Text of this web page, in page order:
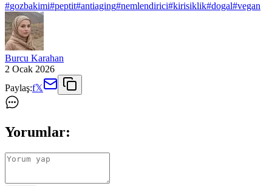
#gozbakimi#peptit#antiaging#nemlendirici#kirisiklik#dogal#vegan
Burcu Karahan
2 Ocak 2026
Paylaş:f𝕏
Yorumlar: